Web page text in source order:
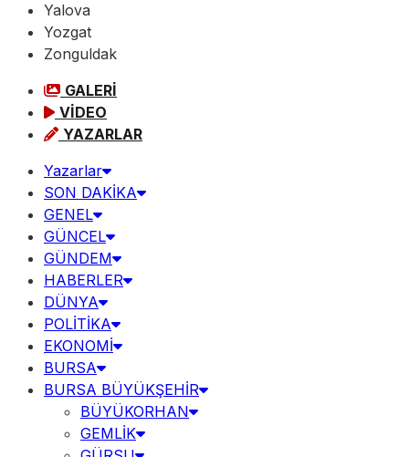
Yalova
Yozgat
Zonguldak
GALERİ
VİDEO
YAZARLAR
Yazarlar
SON DAKİKA
GENEL
GÜNCEL
GÜNDEM
HABERLER
DÜNYA
POLİTİKA
EKONOMİ
BURSA
BURSA BÜYÜKŞEHİR
BÜYÜKORHAN
GEMLİK